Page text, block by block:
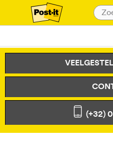
(+32)